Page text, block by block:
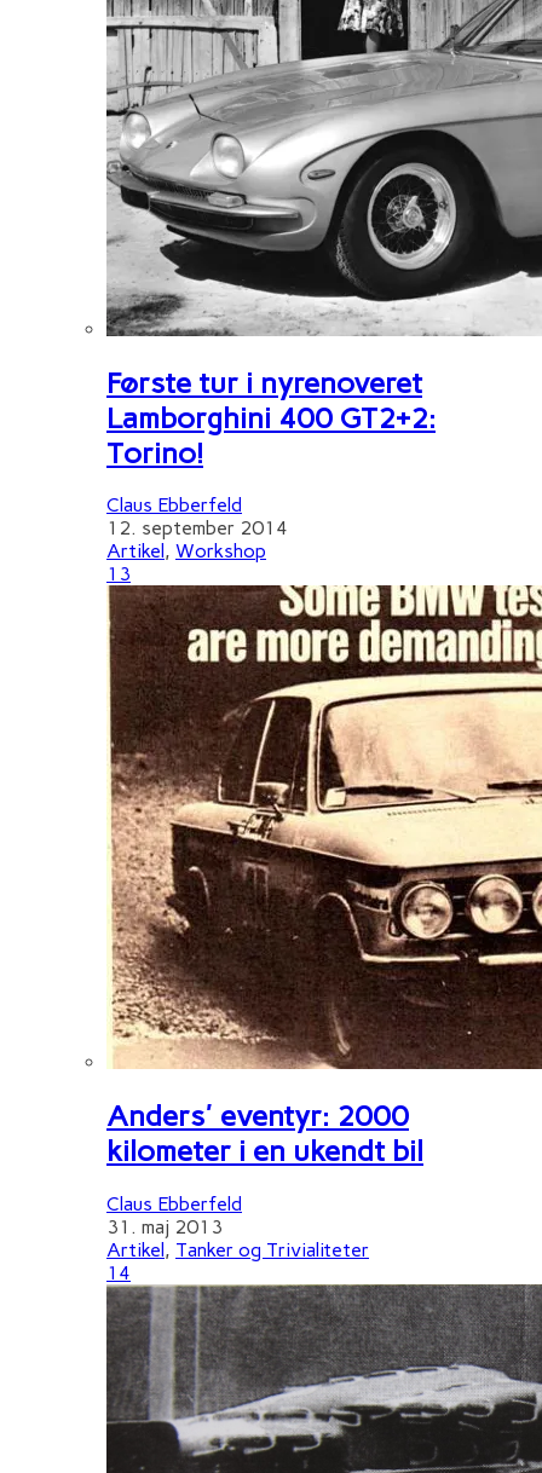
Første tur i nyrenoveret
Lamborghini 400 GT2+2:
Torino!
Claus Ebberfeld
12. september 2014
Artikel , Workshop
13
Anders' eventyr: 2000
kilometer i en ukendt bil
Claus Ebberfeld
31. maj 2013
Artikel , Tanker og Trivialiteter
14